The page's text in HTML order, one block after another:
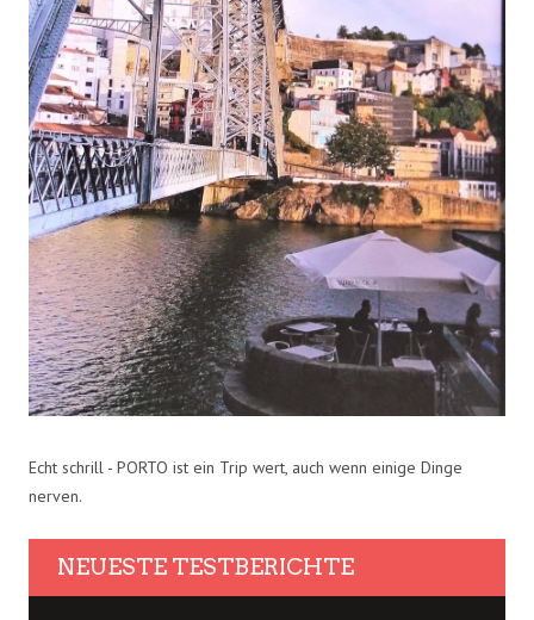
Echt schrill - PORTO ist ein Trip wert, auch wenn einige Dinge
nerven.
NEUESTE TESTBERICHTE